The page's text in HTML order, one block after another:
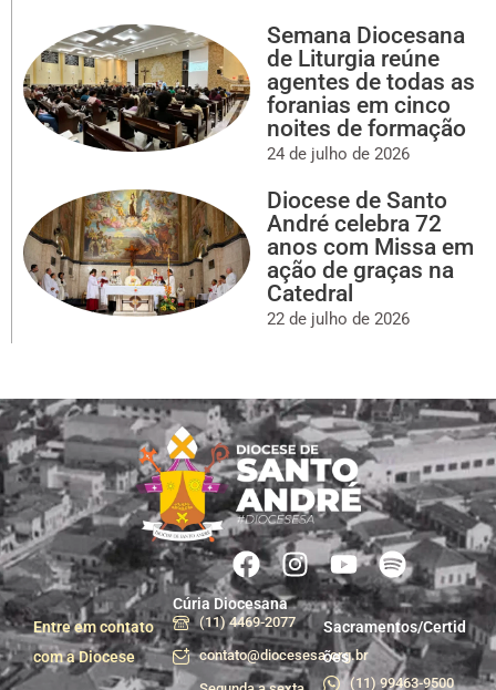
Semana Diocesana
de Liturgia reúne
agentes de todas as
foranias em cinco
noites de formação
24 de julho de 2026
Diocese de Santo
André celebra 72
anos com Missa em
ação de graças na
Catedral
22 de julho de 2026
Entre em contato
com a Diocese
Cúria Diocesana
(11) 4469-2077
contato@diocesesa.org.br
Sacramentos/Certid
ões
(11) 99463-9500